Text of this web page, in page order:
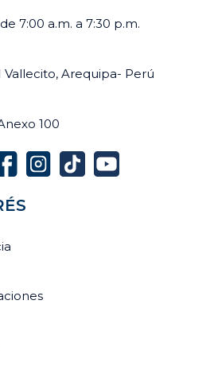
7:00 a.m. a 7:30 p.m.
Vallecito, Arequipa- Perú
100